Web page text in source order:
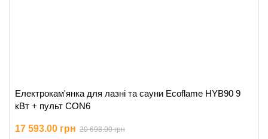
Електрокам'янка для лазні та сауни Ecoflame HYB90 9
кВт + пульт CON6
17 593.00 грн 20 698.00 грн